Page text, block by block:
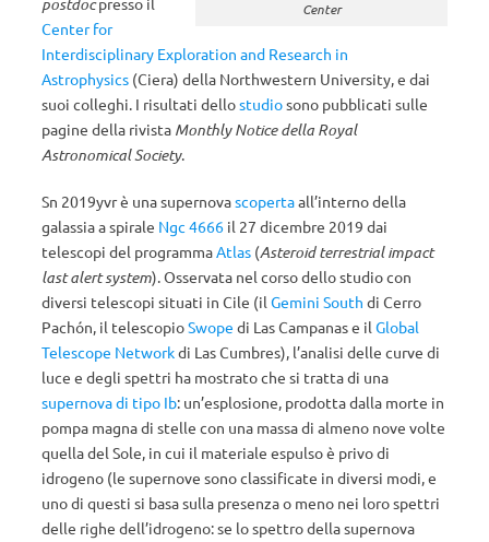
Center
Center for
Interdisciplinary Exploration and Research in
Astrophysics (Ciera) della Northwestern University, e dai
suoi colleghi. I risultati dellostudiosono pubblicati sulle
pagine della rivista Monthly Notice della Royal
Astronomical Society.
Sn 2019yvr è una supernovascopertaall’interno della
galassia a spirale Ngc 4666 il 27 dicembre 2019 dai
telescopi del programmaAtlas (Asteroid terrestrial impact
last alert system). Osservata nel corso dello studio con
diversi telescopi situati in Cile (il Gemini South di Cerro
Pachón, il telescopioSwope di Las Campanas e il Global
Telescope Networkdi Las Cumbres), l’analisi delle curve di
luce e degli spettri ha mostrato che si tratta di una
supernova di tipo Ib: un’esplosione, prodotta dalla morte in
pompa magna di stelle con una massa di almeno nove volte
quella del Sole, in cui il materiale espulso è privo di
idrogeno (le supernove sono classificate in diversi modi, e
uno di questi si basa sulla presenza o meno nei loro spettri
delle righe dell’idrogeno: se lo spettro della supernova